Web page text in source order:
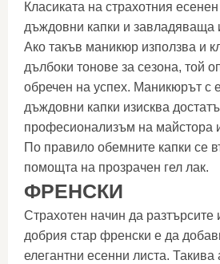
Класиката на страхотния
дъждовни капки и завладяваща
Ако такъв маникюр използва и
дълбоки тонове за сезона, той
обречен на успех. Маникюрът с
дъждовни капки изисква
професионализъм на майстора
По правило обемните капки се
помощта на прозрачен гел лак.
ФРЕНСКИ
Страхотен начин да разтърсите
добрия стар френски е да
елегантни есенни листа. Такива